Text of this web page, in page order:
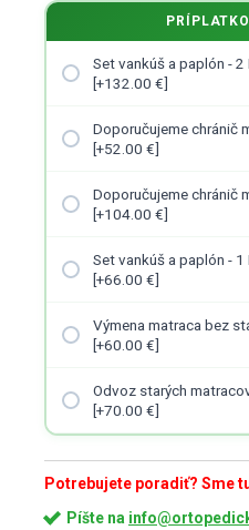
Set vankúš a paplón - 2
[+132.00 €]
Doporučujeme chránič
[+52.00 €]
Doporučujeme chránič
[+104.00 €]
Set vankúš a paplón - 1
[+66.00 €]
Výmena matraca bez
[+60.00 €]
Odvoz starých
[+70.00 €]
Potrebujete poradiť? Sme
Píšte na